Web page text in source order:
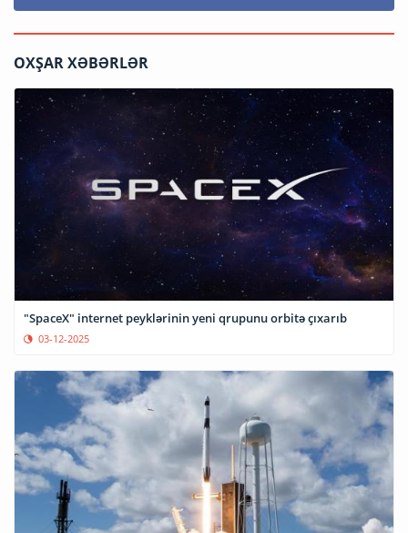
OXŞAR XƏBƏRLƏR
"SpaceX" internet peyklərinin yeni qrupunu orbitə çıxarıb
03-12-2025